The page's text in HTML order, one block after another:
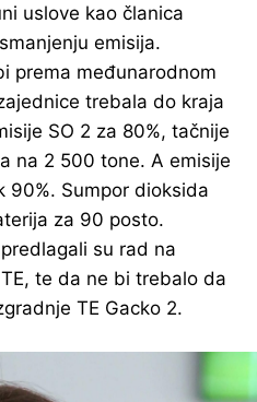
uslove kao članica
emisija.
prema međunarodnom
trebala do kraja
SO 2 za 80%, tačnije
na 2 500 tone. A emisije
90%. Sumpor dioksida
za 90 posto.
su rad na
te da ne bi trebalo da
TE Gacko 2.